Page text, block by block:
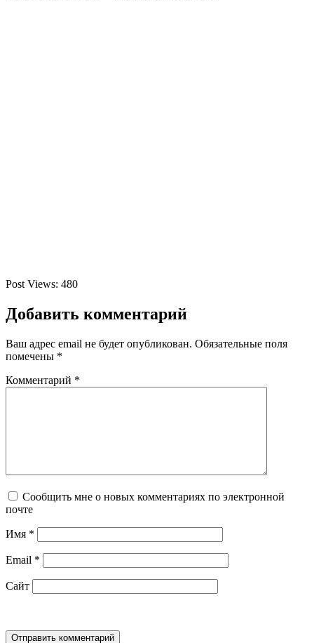
Post Views: 480
Добавить комментарий
Ваш адрес email не будет опубликован. Обязательные поля
помечены *
Комментарий *
Сообщить мне о новых комментариях по электронной
почте
Имя *
Email *
Сайт